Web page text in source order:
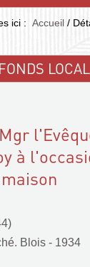
ici : Accueil /
FONDS LOCAL
à
Blois - 1934